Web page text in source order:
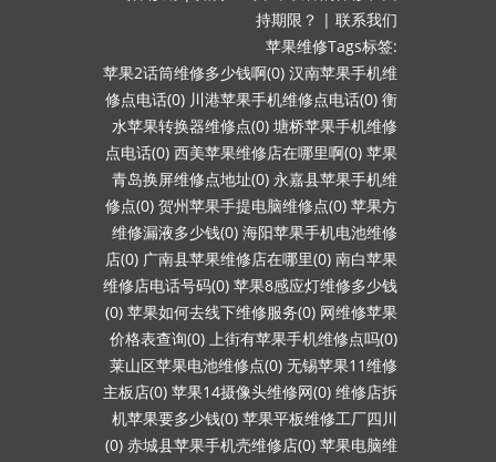
持期限？ | 联系我们
苹果维修Tags标签:
苹果2话筒维修多少钱啊(0) 汉南苹果手机维
修点电话(0) 川港苹果手机维修点电话(0) 衡
水苹果转换器维修点(0) 塘桥苹果手机维修
点电话(0) 西美苹果维修店在哪里啊(0) 苹果
青岛换屏维修点地址(0) 永嘉县苹果手机维
修点(0) 贺州苹果手提电脑维修点(0) 苹果方
维修漏液多少钱(0) 海阳苹果手机电池维修
店(0) 广南县苹果维修店在哪里(0) 南白苹果
维修店电话号码(0) 苹果8感应灯维修多少钱
(0) 苹果如何去线下维修服务(0) 网维修苹果
价格表查询(0) 上街有苹果手机维修点吗(0)
莱山区苹果电池维修点(0) 无锡苹果11维修
主板店(0) 苹果14摄像头维修网(0) 维修店拆
机苹果要多少钱(0) 苹果平板维修工厂四川
(0) 赤城县苹果手机壳维修店(0) 苹果电脑维